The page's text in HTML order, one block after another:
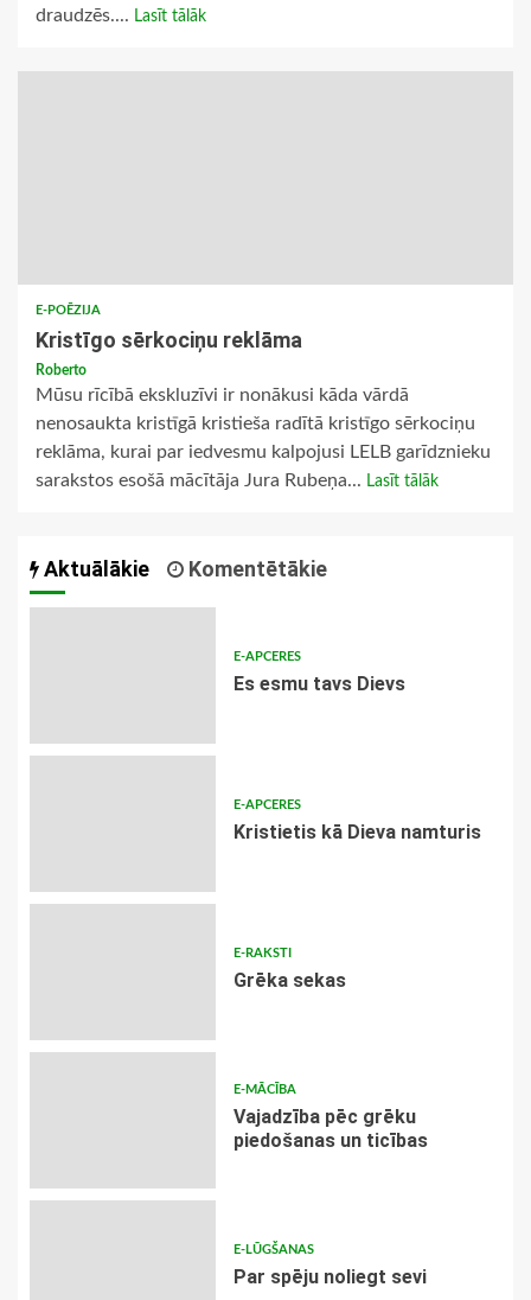
draudzēs.... Lasīt tālāk
E-POĒZIJA
Kristīgo sērkociņu reklāma
Roberto
Mūsu rīcībā ekskluzīvi ir nonākusi kāda vārdā
nenosaukta kristīgā kristieša radītā kristīgo sērkociņu
reklāma, kurai par iedvesmu kalpojusi LELB garīdznieku
sarakstos esošā mācītāja Jura Rubeņa... Lasīt tālāk
Aktuālākie Komentētākie
E-APCERES
Es esmu tavs Dievs
E-APCERES
Kristietis kā Dieva namturis
E-RAKSTI
Grēka sekas
E-MĀCĪBA
Vajadzība pēc grēku
piedošanas un ticības
E-LŪGŠANAS
Par spēju noliegt sevi